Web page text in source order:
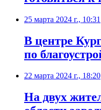
25 марта 2024 г., 10:31
В центре
по
22 марта 2024 г., 18:20
На двух